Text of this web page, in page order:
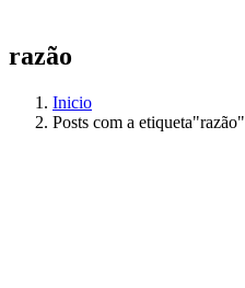
razão
Inicio
Posts com a etiqueta"razão"